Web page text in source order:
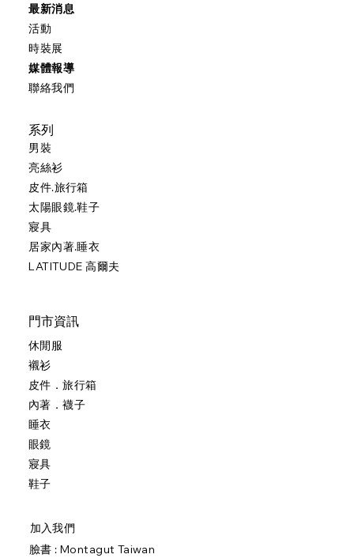
加入我們
臉書 :Montagut Taiwan
系列
男裝
亮絲衫
皮件.旅行箱
太陽眼鏡.鞋子
寢具
居家內著.睡衣
LATITUDE 高爾夫
門市資訊
休閒服
襯衫
皮件．旅行箱
內著．襪子
睡衣
眼鏡
寢具
鞋子
最新消息
活動
時裝展
媒體報導
聯絡我們